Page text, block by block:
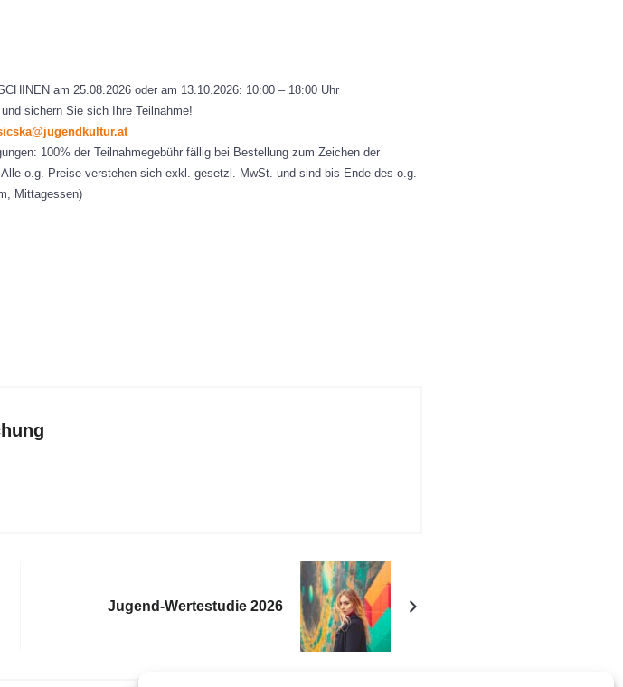
am 25.08.2026 oder am 13.10.2026: 10:00 – 18:00 Uhr
sichern Sie sich Ihre Teilnahme!
100% der Teilnahmegebühr fällig bei Bestellung zum Zeichen der
o.g. Preise verstehen sich exkl. gesetzl. MwSt. und sind bis Ende des o.g.
Mittagessen)
Jugend-Wertestudie 2026